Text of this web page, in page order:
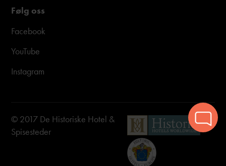
Følg oss
Facebook
YouTube
Instagram
© 2017 De Historiske Hotel &
Spisesteder